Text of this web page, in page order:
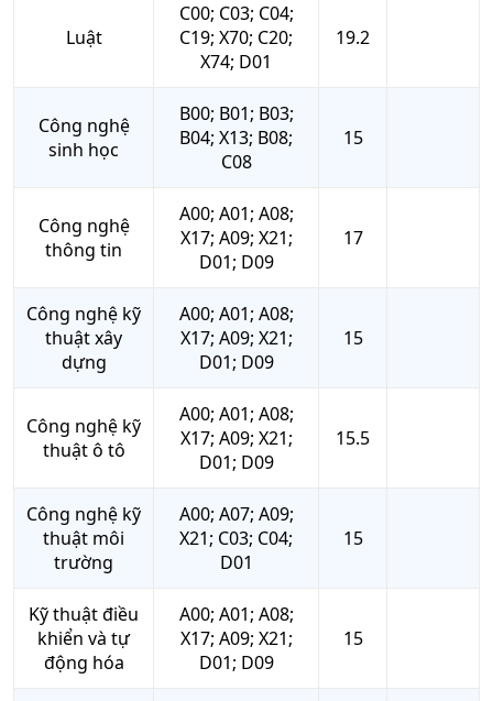
Luật
C00; C03; C04;
C19; X70; C20;
X74; D01
19.2
Công nghệ
sinh học
B00; B01; B03;
B04; X13; B08;
C08
15
Công nghệ
thông tin
A00; A01; A08;
X17; A09; X21;
D01; D09
17
Công nghệ kỹ
thuật xây
dựng
A00; A01; A08;
X17; A09; X21;
D01; D09
15
Công nghệ kỹ
thuật ô tô
A00; A01; A08;
X17; A09; X21;
D01; D09
15.5
Công nghệ kỹ
thuật môi
trường
A00; A07; A09;
X21; C03; C04;
D01
15
Kỹ thuật điều
khiển và tự
động hóa
A00; A01; A08;
X17; A09; X21;
D01; D09
15